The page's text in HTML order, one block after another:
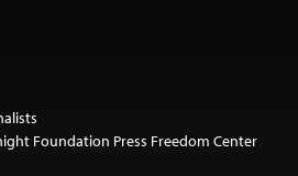
Foundation Press Freedom Center